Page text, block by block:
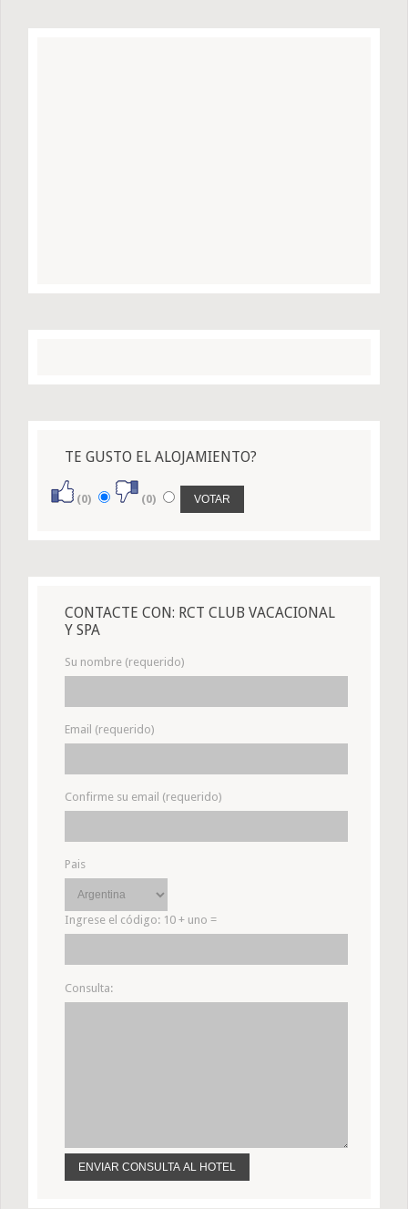
TE GUSTO EL ALOJAMIENTO?
(0) (0)
CONTACTE CON: RCT CLUB VACACIONAL
Y SPA
Su nombre (requerido)
Email (requerido)
Confirme su email (requerido)
Pais
Ingrese el código: 10 + uno =
Consulta: